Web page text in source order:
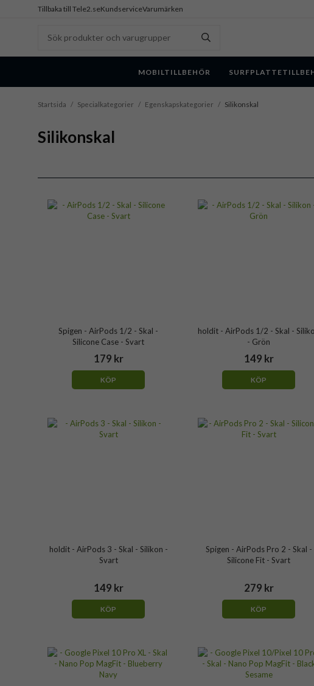
Tillbaka till Tele2.seKundserviceVarumärken
MOBILTILLBEHÖR
Startsida / Specialkategorier / Egenskapskategorier / Silikonskal
Silikonskal
Spigen - AirPods 1/2 - Skal -
Silicone Case - Svart
179 kr
KÖP
holdit - AirPods 1/2 - Skal -
- Grön
149 kr
KÖP
holdit - AirPods 3 - Skal - Silikon -
Svart
149 kr
KÖP
Spigen - AirPods Pro 2 - Skal -
Silicone Fit - Svart
279 kr
KÖP